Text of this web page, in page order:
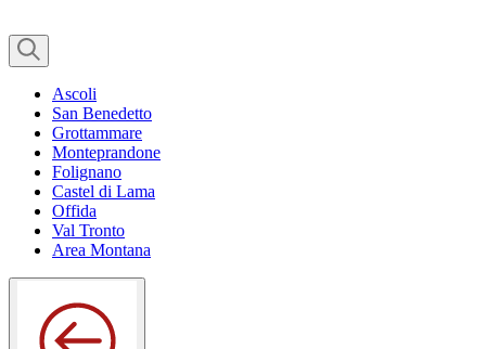
Ascoli
San Benedetto
Grottammare
Monteprandone
Folignano
Castel di Lama
Offida
Val Tronto
Area Montana